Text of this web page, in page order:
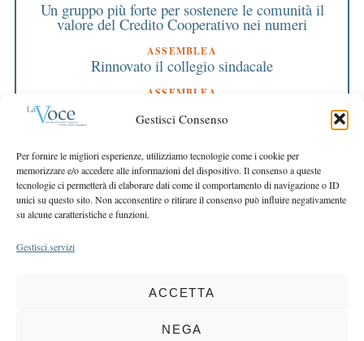
Gestisci Consenso
Per fornire le migliori esperienze, utilizziamo tecnologie come i cookie per
memorizzare e/o accedere alle informazioni del dispositivo. Il consenso a queste
tecnologie ci permetterà di elaborare dati come il comportamento di navigazione o ID
unici su questo sito. Non acconsentire o ritirare il consenso può influire negativamente
su alcune caratteristiche e funzioni.
Gestisci servizi
ACCETTA
NEGA
Un gruppo più forte per sostenere le comunità il
valore del Credito Cooperativo nei numeri
ASSEMBLEA
Rinnovato il collegio sindacale
ASSEMBLEA
Bilancio approvato all’unanimità e 2 milioni
destinati al territorio
EDITORIALE DIRETTORE
Crescere restando riconoscibili
EDITORIALE PRESIDENTE
Costruire futuro insieme
COPYRIGHT 2025 LA VOCE |PRIVACY
BCC DI BUSTO GAROLFO E BUGUGGIATE